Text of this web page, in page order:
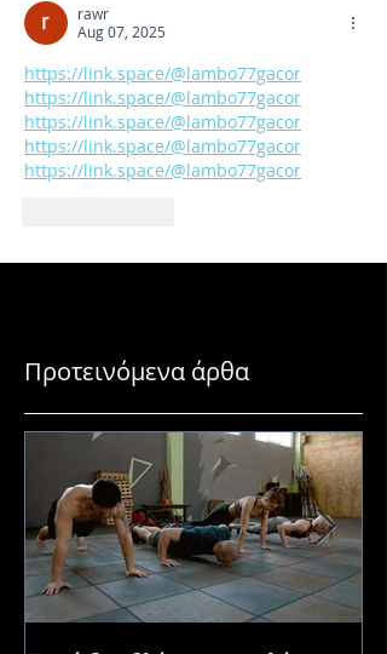
rawr
Aug 07, 2025
https://link.space/@lambo77gacor
https://link.space/@lambo77gacor
https://link.space/@lambo77gacor
https://link.space/@lambo77gacor
https://link.space/@lambo77gacor
Προτεινόμενα άρθα